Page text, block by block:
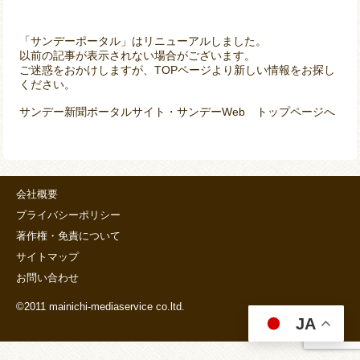
「サンデーポータル」はリニューアルしました。
以前の記事が表示されない場合がございます。
ご迷惑をおかけしますが、TOPページより新しい情報をお探し
ください。
サンデー新聞ポータルサイト・サンデーWeb トップページへ
会社概要
プライバシーポリシー
著作権・免責について
サイトマップ
お問い合わせ
©2011 mainichi-mediaservice co.ltd.
JA